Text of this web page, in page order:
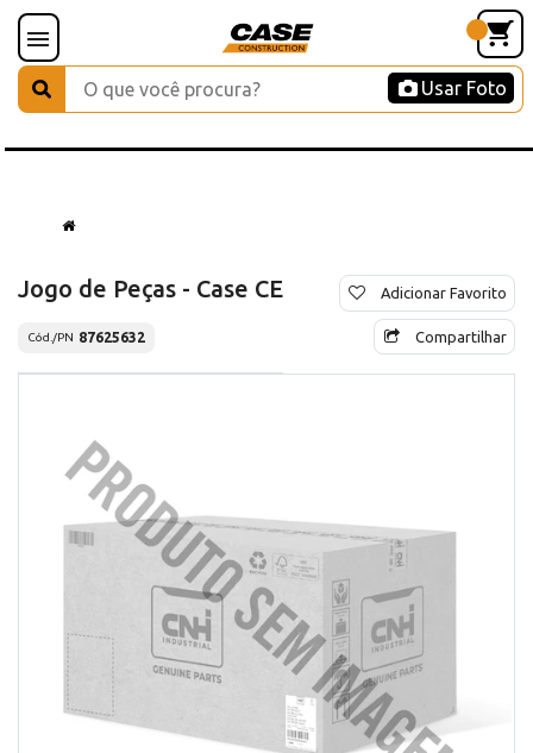
Usar Foto
Jogo de Peças - Case CE
Cód./PN 87625632
Adicionar Favorito
Compartilhar